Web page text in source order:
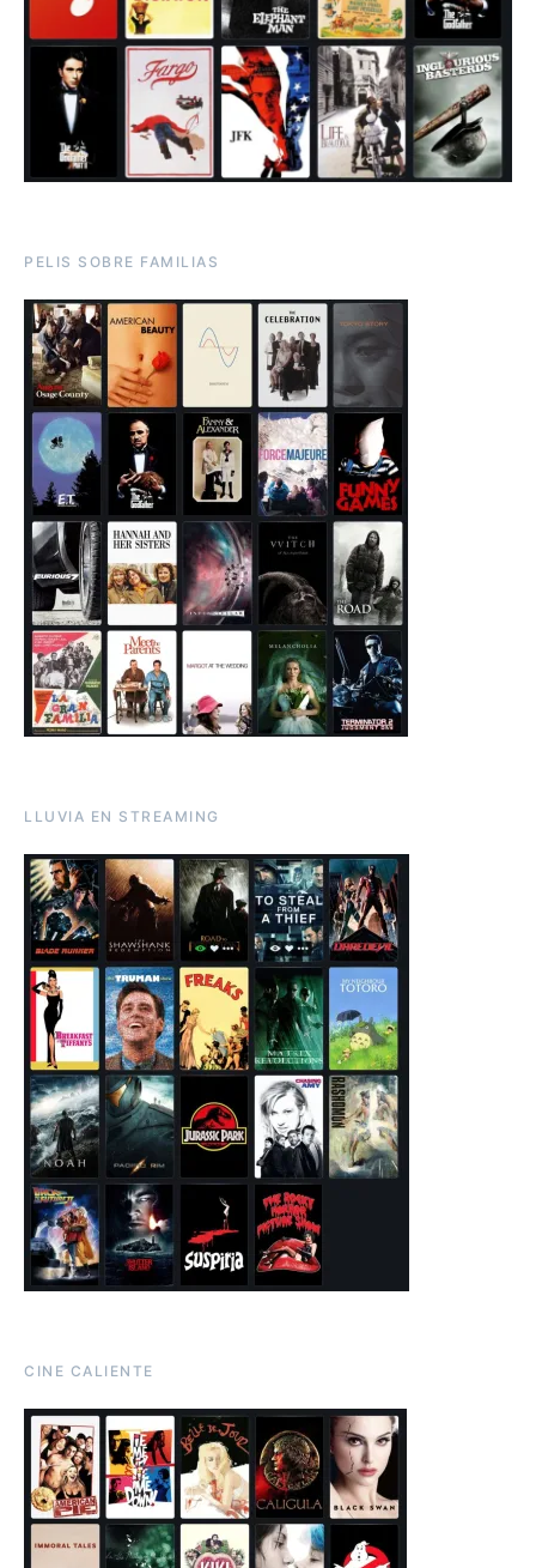
PELIS SOBRE FAMILIAS
LLUVIA EN STREAMING
CINE CALIENTE